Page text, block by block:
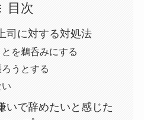
目次
司に対する対処法
とを鵜呑みにする
うとする
いで辞めたいと感じた